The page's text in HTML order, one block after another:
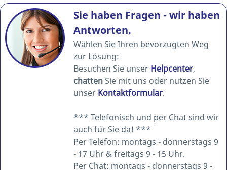
Sie haben Fragen - wir haben
Antworten.
Wählen Sie Ihren bevorzugten Weg
zur Lösung:
Besuchen Sie unser Helpcenter,
chattenSie mit uns oder nutzen Sie
unser Kontaktformular.
*** Telefonisch und per Chat sind wir
auch für Sie da! ***
Per Telefon: montags - donnerstags 9
- 17 Uhr & freitags 9 - 15 Uhr.
Per Chat: montags - donnerstags 9 -